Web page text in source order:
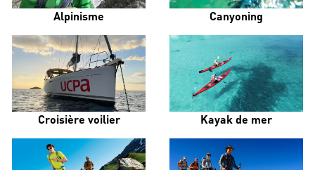
Alpinisme Canyoning
Croisière voilier Kayak de mer